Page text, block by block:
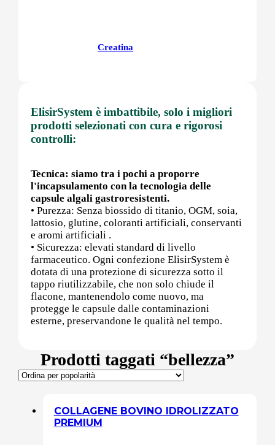
Creatina
Post (PCT)
Post Workout
Pre-Workout
Prostata
Proteine
ElisirSystem è imbattibile, solo i migliori
prodotti selezionati con cura e rigorosi
controlli:
Tecnica: siamo tra i pochi a proporre
l'incapsulamento con la tecnologia delle
capsule algali gastroresistenti.
• Purezza: Senza biossido di titanio, OGM, soia,
lattosio, glutine, coloranti artificiali, conservanti
e aromi artificiali .
• Sicurezza: elevati standard di livello
farmaceutico. Ogni confezione ElisirSystem è
dotata di una protezione di sicurezza sotto il
tappo riutilizzabile, che non solo chiude il
flacone, mantenendolo come nuovo, ma
protegge le capsule dalle contaminazioni
esterne, preservandone le qualità nel tempo.
Prodotti taggati “bellezza”
COLLAGENE BOVINO IDROLIZZATO
PREMIUM